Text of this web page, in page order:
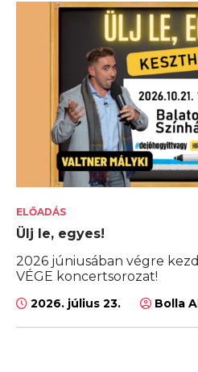
ELŐADÁS
Ülj le, egyes!
2026 júniusában végre
VÉGE koncertsorozat!
2026. július 23. Bolla